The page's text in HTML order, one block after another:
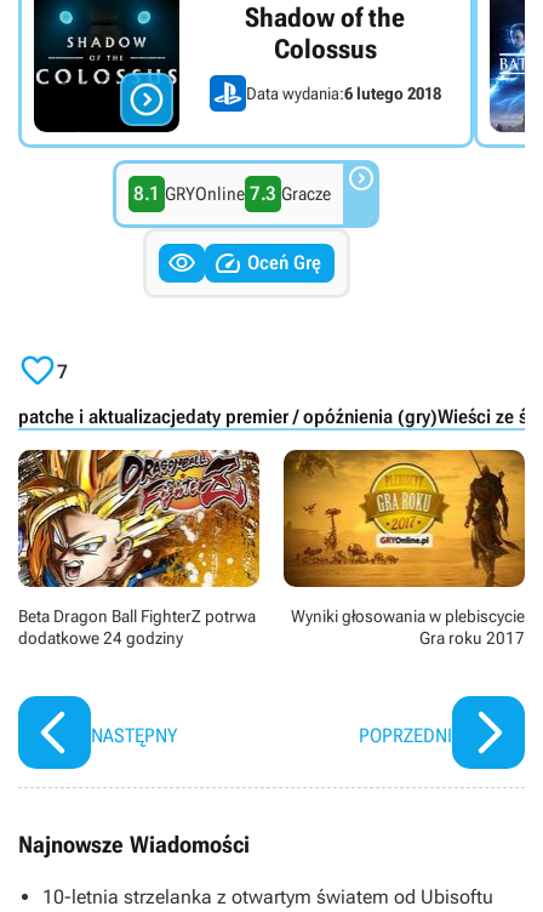

Shadow of the
Colossus
Data wydania:6 lutego 2018
8.1 GRYOnline 7.3 Gracze 
  Oceń Grę
7
patche i aktualizacjedaty premier / opóźnienia (gry)Wieści ze
Beta Dragon Ball FighterZ potrwa
dodatkowe 24 godziny
NASTĘPNY
Wyniki głosowania w plebiscycie
Gra roku 2017
POPRZEDNI
Najnowsze Wiadomości
10-letnia strzelanka z otwartym światem od Ubisoftu